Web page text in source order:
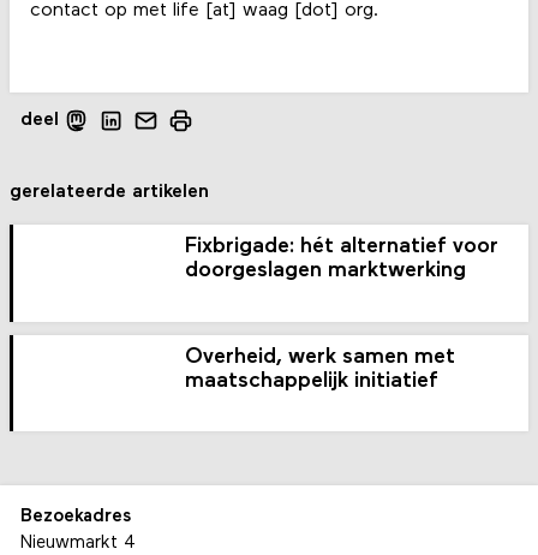
contact op met life [at] waag [dot] org.
deel
gerelateerde artikelen
Fixbrigade: hét alternatief voor
doorgeslagen marktwerking
Overheid, werk samen met
maatschappelijk initiatief
Bezoekadres
Nieuwmarkt 4